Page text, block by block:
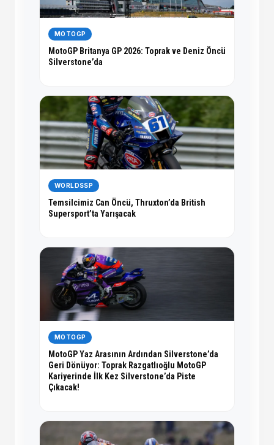
MOTOGP
MotoGP Britanya GP 2026: Toprak ve Deniz Öncü
Silverstone’da
WORLDSSP
Temsilcimiz Can Öncü, Thruxton’da British
Supersport’ta Yarışacak
MOTOGP
MotoGP Yaz Arasının Ardından Silverstone’da
Geri Dönüyor: Toprak Razgatlıoğlu MotoGP
Kariyerinde İlk Kez Silverstone’da Piste
Çıkacak!